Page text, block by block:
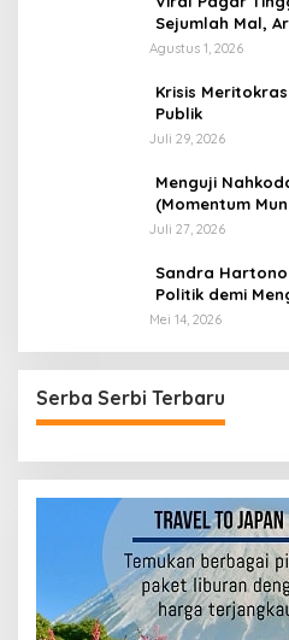
Sejumlah Mal,
Cerminan
Agustus 1, 2026
​Krisis
Publik
Juli 29, 2026
​Menguji
(Momentum
Sinergi
Juli 27, 2026
Sandra
Politik demi
Bangsa
Mei 14, 2026
Serba Serbi Terbaru